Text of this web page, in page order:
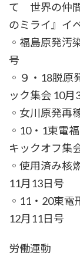
て 世界の仲
のミライ』イ
◦福島原発汚
号
◦９・18脱原
ック集会 10月
◦女川原発再
◦10・1東電
キックオフ集
◦使用済み核
11月13日号
◦11・20東電
12月11日号
労働運動